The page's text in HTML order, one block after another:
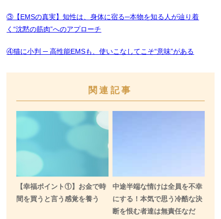
③【EMSの真実】知性は、身体に宿る─本物を知る人が辿り着
く“沈黙の筋肉”へのアプローチ
④猫に小判 ─ 高性能EMSも、使いこなしてこそ“意味”がある
関連記事
【幸福ポイント①】お金で時
間を買うと言う感覚を養う
中途半端な情けは全員を不幸
にする！本気で思う冷酷な決
断を恨む者達は無責任なだ